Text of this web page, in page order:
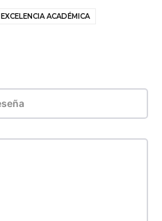
EXCELENCIA ACADÉMICA